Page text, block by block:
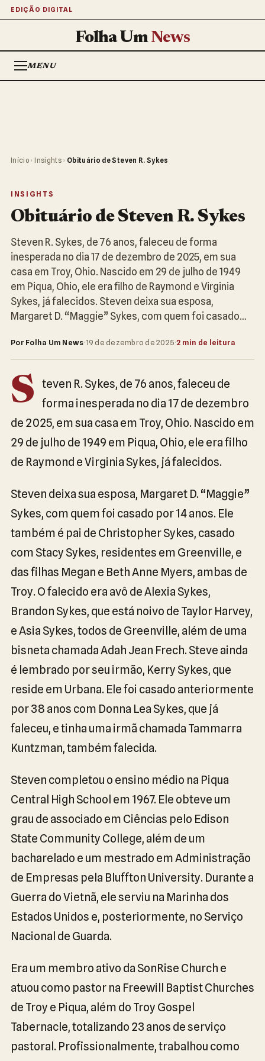
EDIÇÃO DIGITAL
Folha UmNews
MENU
Início › Insights › Obituário de Steven R. Sykes
INSIGHTS
Obituário de Steven R. Sykes
Steven R. Sykes, de 76 anos, faleceu de forma
inesperada no dia 17 de dezembro de 2025, em sua
casa em Troy, Ohio. Nascido em 29 de julho de 1949
em Piqua, Ohio, ele era filho de Raymond e Virginia
Sykes, já falecidos. Steven deixa sua esposa,
Margaret D. “Maggie” Sykes, com quem foi casado…
Por Folha Um News· 19 de dezembro de 2025·2 min de leitura
S
teven R. Sykes, de 76 anos, faleceu de
forma inesperada no dia 17 de dezembro
de 2025, em sua casa em Troy, Ohio. Nascido em
29 de julho de 1949 em Piqua, Ohio, ele era filho
de Raymond e Virginia Sykes, já falecidos.
Steven deixa sua esposa, Margaret D. “Maggie”
Sykes, com quem foi casado por 14 anos. Ele
também é pai de Christopher Sykes, casado
com Stacy Sykes, residentes em Greenville, e
das filhas Megan e Beth Anne Myers, ambas de
Troy. O falecido era avô de Alexia Sykes,
Brandon Sykes, que está noivo de Taylor Harvey,
e Asia Sykes, todos de Greenville, além de uma
bisneta chamada Adah Jean Frech. Steve ainda
é lembrado por seu irmão, Kerry Sykes, que
reside em Urbana. Ele foi casado anteriormente
por 38 anos com Donna Lea Sykes, que já
faleceu, e tinha uma irmã chamada Tammarra
Kuntzman, também falecida.
Steven completou o ensino médio na Piqua
Central High School em 1967. Ele obteve um
grau de associado em Ciências pelo Edison
State Community College, além de um
bacharelado e um mestrado em Administração
de Empresas pela Bluffton University. Durante a
Guerra do Vietnã, ele serviu na Marinha dos
Estados Unidos e, posteriormente, no Serviço
Nacional de Guarda.
Era um membro ativo da SonRise Church e
atuou como pastor na Freewill Baptist Churches
de Troy e Piqua, além do Troy Gospel
Tabernacle, totalizando 23 anos de serviço
pastoral. Profissionalmente, trabalhou como